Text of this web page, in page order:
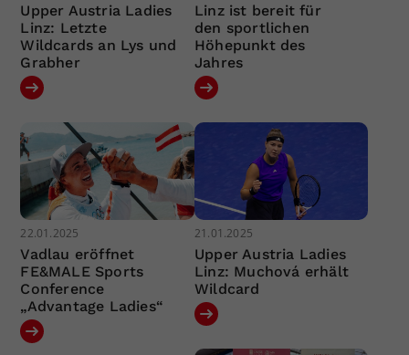
Upper Austria Ladies
Linz: Letzte
Wildcards an Lys und
Grabher
Linz ist bereit für
den sportlichen
Höhepunkt des
Jahres
22.01.2025
Vadlau eröffnet
FE&MALE Sports
Conference
„Advantage Ladies“
21.01.2025
Upper Austria Ladies
Linz: Muchová erhält
Wildcard